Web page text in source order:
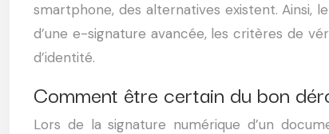
smartphone, des alternatives existent. Ainsi,
d’une e-signature avancée, les critères de
d’identité.
Comment être certain du bon
Lors de la signature numérique d’un